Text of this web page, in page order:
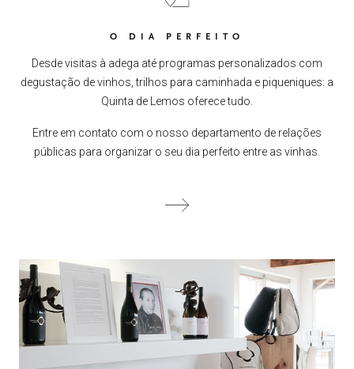
O DIA PERFEITO
Desde visitas à adega até programas personalizados com
degustação de vinhos, trilhos para caminhada e piqueniques: a
Quinta de Lemos oferece tudo.
Entre em contato com o nosso departamento de relações
públicas para organizar o seu dia perfeito entre as vinhas.